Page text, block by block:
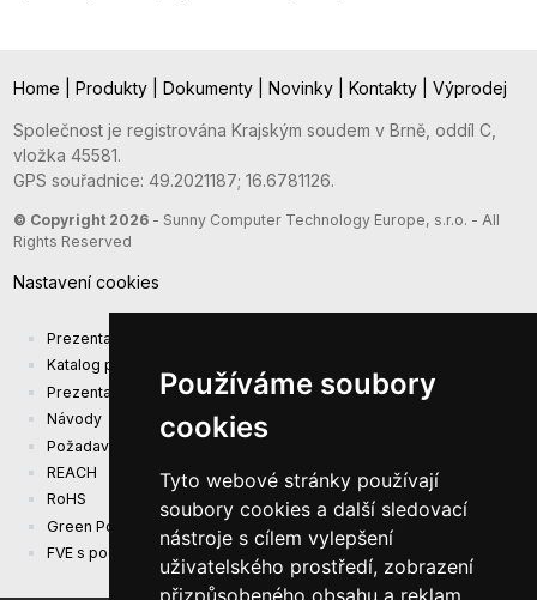
Používáme soubory
cookies
Tyto webové stránky používají
soubory cookies a další sledovací
nástroje s cílem vylepšení
uživatelského prostředí, zobrazení
přizpůsobeného obsahu a reklam,
Home Produkty Dokumenty Novinky Kontakty Výprodej
Společnost je registrována Krajským soudem v Brně, oddíl C,
vložka 45581.
GPS souřadnice: 49.2021187; 16.6781126.
© Copyright 2026- Sunny Computer Technology Europe, s.r.o. - All
Rights Reserved
Nastavení cookies
Prezentace společnosti
Katalog produktů
Prezentacni katalog
Návody
Požadavky na ekodesign (EU) 2019/1782
REACH
RoHS
Green Power
FVE s podporou EU